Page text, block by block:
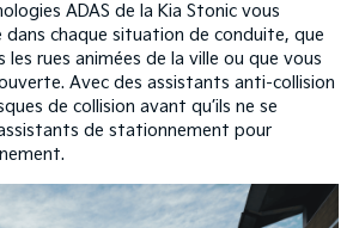
ADAS de la Kia Stonic vous
chaque situation de conduite, que
les rues animées de la ville ou que vous
Avec des assistants anti-collision
de collision avant qu’ils ne se
de stationnement pour